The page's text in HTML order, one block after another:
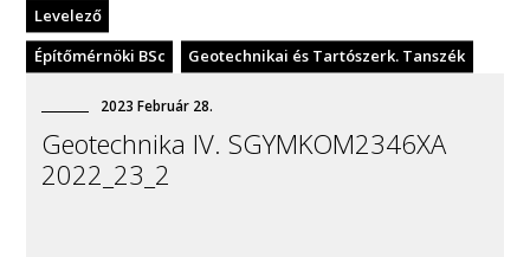
Építőmérnöki BSc Geotechnikai és Tartószerk. Tanszék
Levelező
2023 Február 28.
Geotechnika IV. SGYMKOM2346XA
2022_23_2